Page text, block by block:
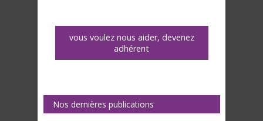
vous voulez nous aider, devenez
adhérent
Nos dernières publications